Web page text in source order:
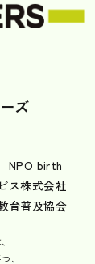
ズ
NPO birth
ス株式会社
育普及協会
、